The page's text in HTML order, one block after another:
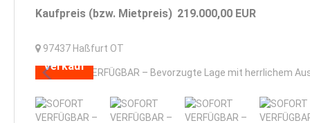
Kaufpreis (bzw. Mietpreis) 219.000,00 EUR
97437 Haßfurt OT
Verkauf